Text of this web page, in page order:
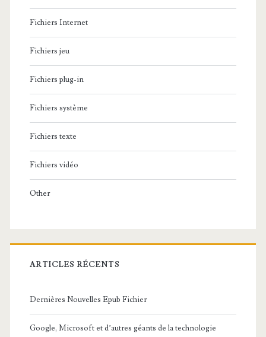
Fichiers Internet
Fichiers jeu
Fichiers plug-in
Fichiers système
Fichiers texte
Fichiers vidéo
Other
ARTICLES RÉCENTS
Dernières Nouvelles Epub Fichier
Google, Microsoft et d’autres géants de la technologie